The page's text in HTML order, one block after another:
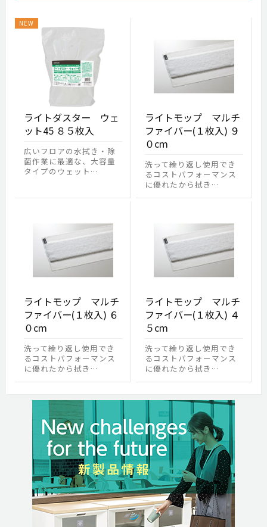
ライトダスター ウェ
ット45 ８５枚入
広いフロアの水拭き・除
菌作業に最適な、大容量
タイプのウェット…
ライトモップ マルチ
ファイバー(１枚入) ９
０cm
洗って繰り返し使用でき
るコストパフォーマンス
に優れたから拭き…
ライトモップ マルチ
ファイバー(１枚入) ６
０cm
洗って繰り返し使用でき
るコストパフォーマンス
に優れたから拭き…
ライトモップ マルチ
ファイバー(１枚入) ４
５cm
洗って繰り返し使用でき
るコストパフォーマンス
に優れたから拭き…